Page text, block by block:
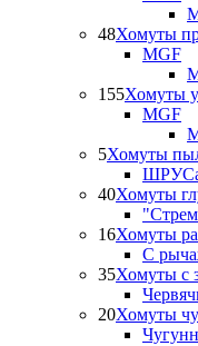
48Хомуты
MGF
155Хомуты
MGF
5Хомуты
ШРУСа
40Хомуты
16Хомуты
С
35Хомуты с
20Хомуты